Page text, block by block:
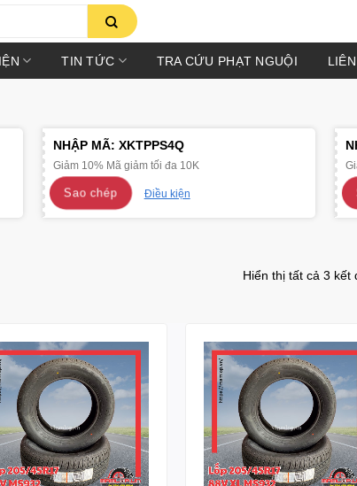
TIN TỨC TRA CỨU PHẠT NGUỘI
NHẬP MÃ: XKTPPS4Q
Giảm 10% Mã giảm tối đa 10K
Sao chép Điều kiện
Hiển thị tất cả 3 kết